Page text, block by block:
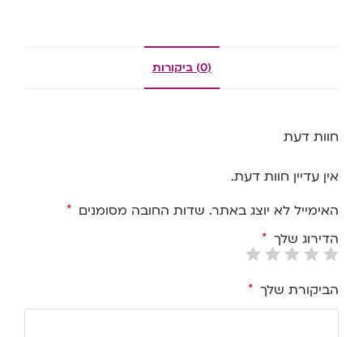
(0) ביקורות
חוות דעת
אין עדיין חוות דעת.
האימייל לא יוצג באתר. שדות החובה מסומנים *
הדירוג שלך *
הביקורת שלך *